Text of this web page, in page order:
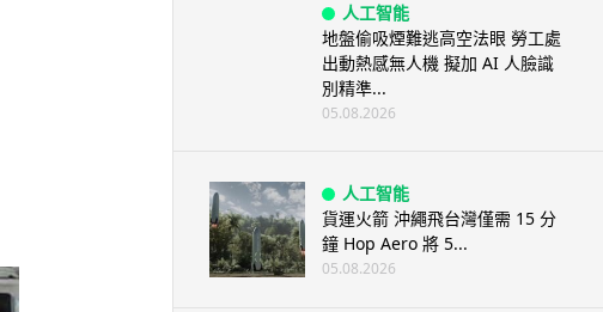
人工智能
地盤偷吸煙難逃高空法眼 勞工處
出動熱感無人機 擬加 AI 人臉識
別精準...
05.08.2026
人工智能
貨運火箭 沖繩飛台灣僅需 15 分
鐘 Hop Aero 將 5...
05.08.2026